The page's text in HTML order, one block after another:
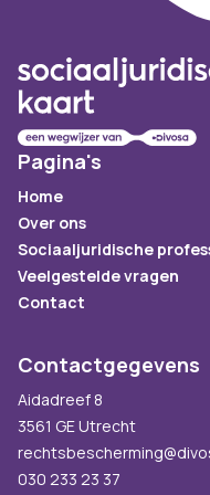
Pagina's
Home
Over ons
Sociaaljuridische
Veelgestelde vragen
Contact
Contactgegevens
Aidadreef 8
3561 GE Utrecht
030 233 23 37